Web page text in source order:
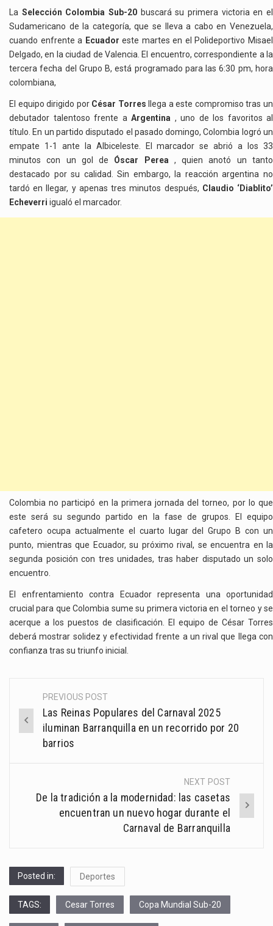
La Selección Colombia Sub-20 buscará su primera victoria en el
Sudamericano de la categoría, que se lleva a cabo en Venezuela,
cuando enfrente a Ecuador este martes en el Polideportivo Misael
Delgado, en la ciudad de Valencia. El encuentro, correspondiente a la
tercera fecha del Grupo B, está programado para las 6:30 pm, hora
colombiana,
El equipo dirigido por César Torres llega a este compromiso tras un
debutador talentoso frente a Argentina , uno de los favoritos al
título. En un partido disputado el pasado domingo, Colombia logró un
empate 1-1 ante la Albiceleste. El marcador se abrió a los 33
minutos con un gol de Óscar Perea , quien anotó un tanto
destacado por su calidad. Sin embargo, la reacción argentina no
tardó en llegar, y apenas tres minutos después, Claudio ‘Diablito’
Echeverri igualó el marcador.
Colombia no participó en la primera jornada del torneo, por lo que
este será su segundo partido en la fase de grupos. El equipo
cafetero ocupa actualmente el cuarto lugar del Grupo B con un
punto, mientras que Ecuador, su próximo rival, se encuentra en la
segunda posición con tres unidades, tras haber disputado un solo
encuentro.
El enfrentamiento contra Ecuador representa una oportunidad
crucial para que Colombia sume su primera victoria en el torneo y se
acerque a los puestos de clasificación. El equipo de César Torres
deberá mostrar solidez y efectividad frente a un rival que llega con
confianza tras su triunfo inicial.
Post
navigation
PREVIOUS POST
Las Reinas Populares del Carnaval 2025
iluminan Barranquilla en un recorrido por 20
barrios
NEXT POST
De la tradición a la modernidad: las casetas
encuentran un nuevo hogar durante el
Carnaval de Barranquilla
Posted in: Deportes
TAGS: Cesar Torres Copa Mundial Sub-20